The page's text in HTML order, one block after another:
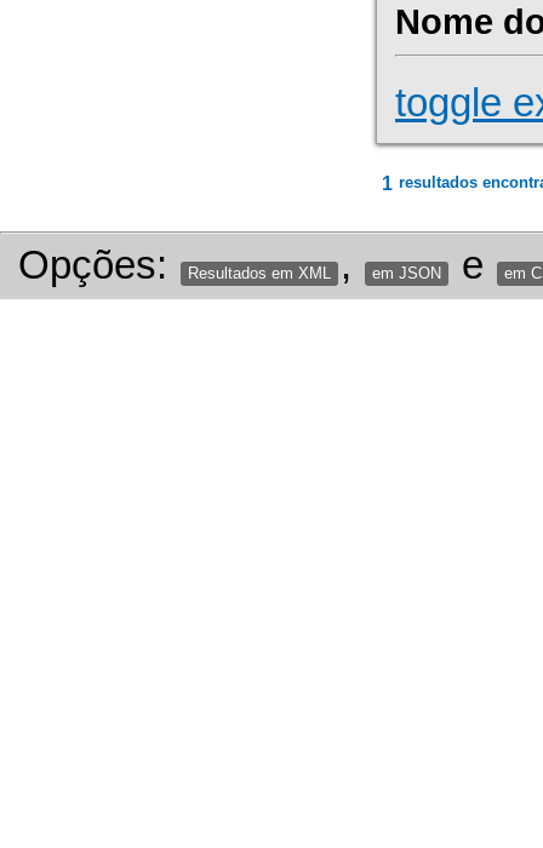
Nome
toggle
1 resultados
Opções: Resultados em XML , em JSON e em